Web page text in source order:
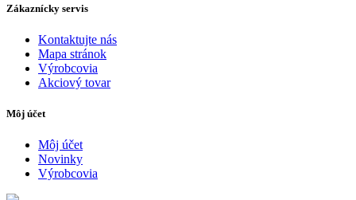
Zákaznícky servis
Kontaktujte nás
Mapa stránok
Výrobcovia
Akciový tovar
Môj účet
Môj účet
Novinky
Výrobcovia